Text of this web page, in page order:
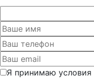
Я принимаю условия